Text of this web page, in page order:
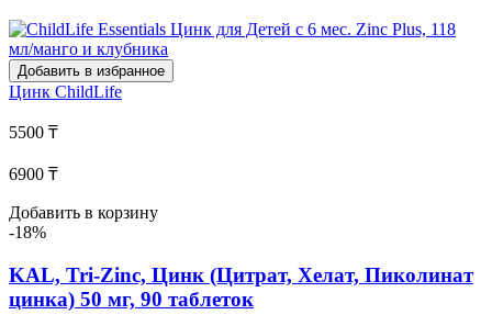
Добавить в избранное
Цинк ChildLife
5500 ₸
6900 ₸
Добавить в корзину
-18%
KAL, Tri-Zinc, Цинк (Цитрат, Хелат, Пиколинат
цинка) 50 мг, 90 таблеток